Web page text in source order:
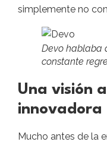
simplemente no
Devo hablaba
constante
Una visión
innovadora
Mucho antes de la